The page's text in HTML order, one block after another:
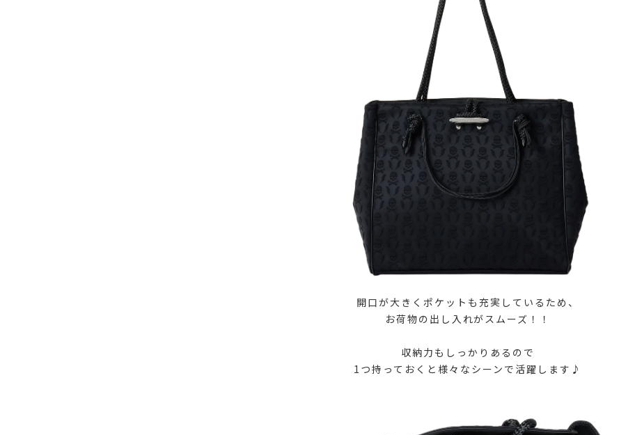
開口が大きくポケットも充実しているため、
お荷物の出し入れがスムーズ！！
収納力もしっかりあるので
1つ持っておくと様々なシーンで活躍します♪